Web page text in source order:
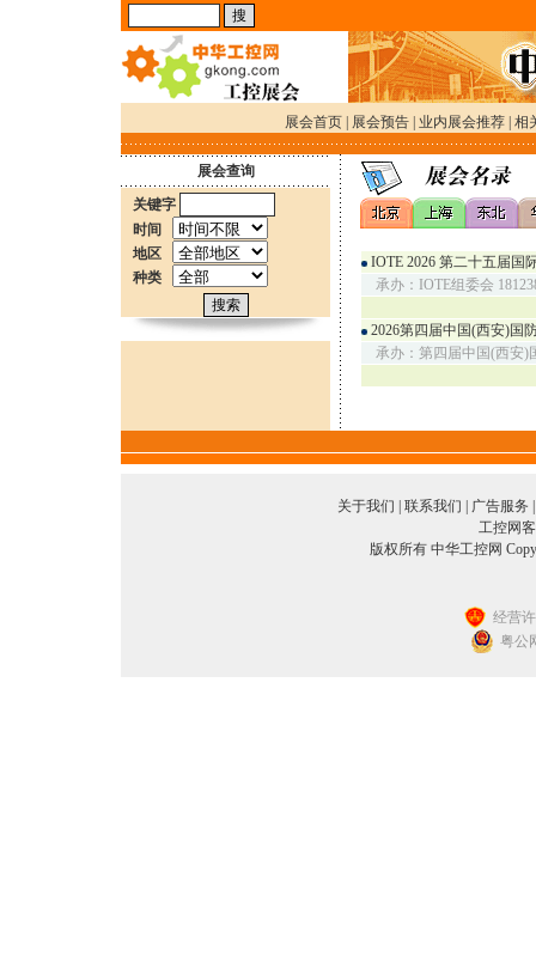
展会首页 展会预告 业内展会推荐 相
展会查询
关键字
时间
地区
种类
IOTE 2026 第二十五届国
承办：IOTE组委会
2026第四届中国(西安)国
承办：第四届中国(西安)
关于我们 联系我们 广告服务
工控网
版权所有 中华工控网
经营
粤公